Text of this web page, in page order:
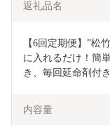
返礼品名
【6回定期便】”松
に入れるだけ！簡
き、毎回延命剤付
内容量